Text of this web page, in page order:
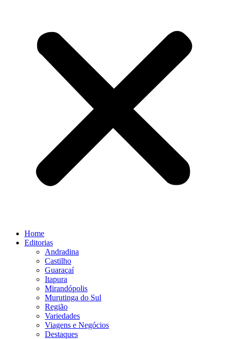
Home
Editorias
Andradina
Castilho
Guaraçaí
Itapura
Mirandópolis
Murutinga do Sul
Região
Variedades
Viagens e Negócios
Destaques